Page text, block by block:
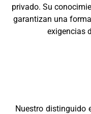
privado. Su
garantizan una
exigencias
Nuestro distinguido